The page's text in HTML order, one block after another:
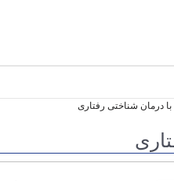
درمان شناختی رفتاری